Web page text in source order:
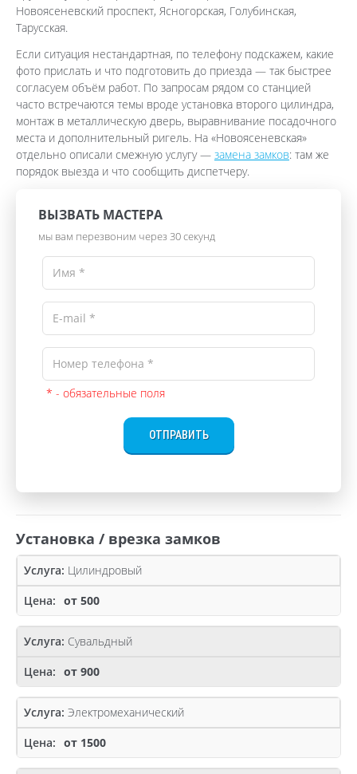
Новоясеневский проспект, Ясногорская, Голубинская,
Тарусская.
Если ситуация нестандартная, по телефону подскажем, какие
фото прислать и что подготовить до приезда — так быстрее
согласуем объём работ. По запросам рядом со станцией
часто встречаются темы вроде установка второго цилиндра,
монтаж в металлическую дверь, выравнивание посадочного
места и дополнительный ригель. На «Новоясеневская»
отдельно описали смежную услугу — замена замков: там же
порядок выезда и что сообщить диспетчеру.
ВЫЗВАТЬ МАСТЕРА
мы вам перезвоним через 30 секунд
* - обязательные поля
ОТПРАВИТЬ
Установка / врезка замков
Цилиндровый
от 500
Сувальдный
от 900
Электромеханический
от 1500